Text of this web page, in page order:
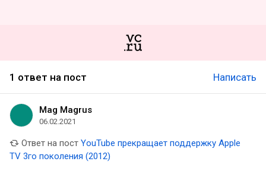
1 ответ на пост Написать
Mag Magrus
06.02.2021
Ответ на пост YouTube прекращает поддержку Apple
TV 3го поколения (2012)